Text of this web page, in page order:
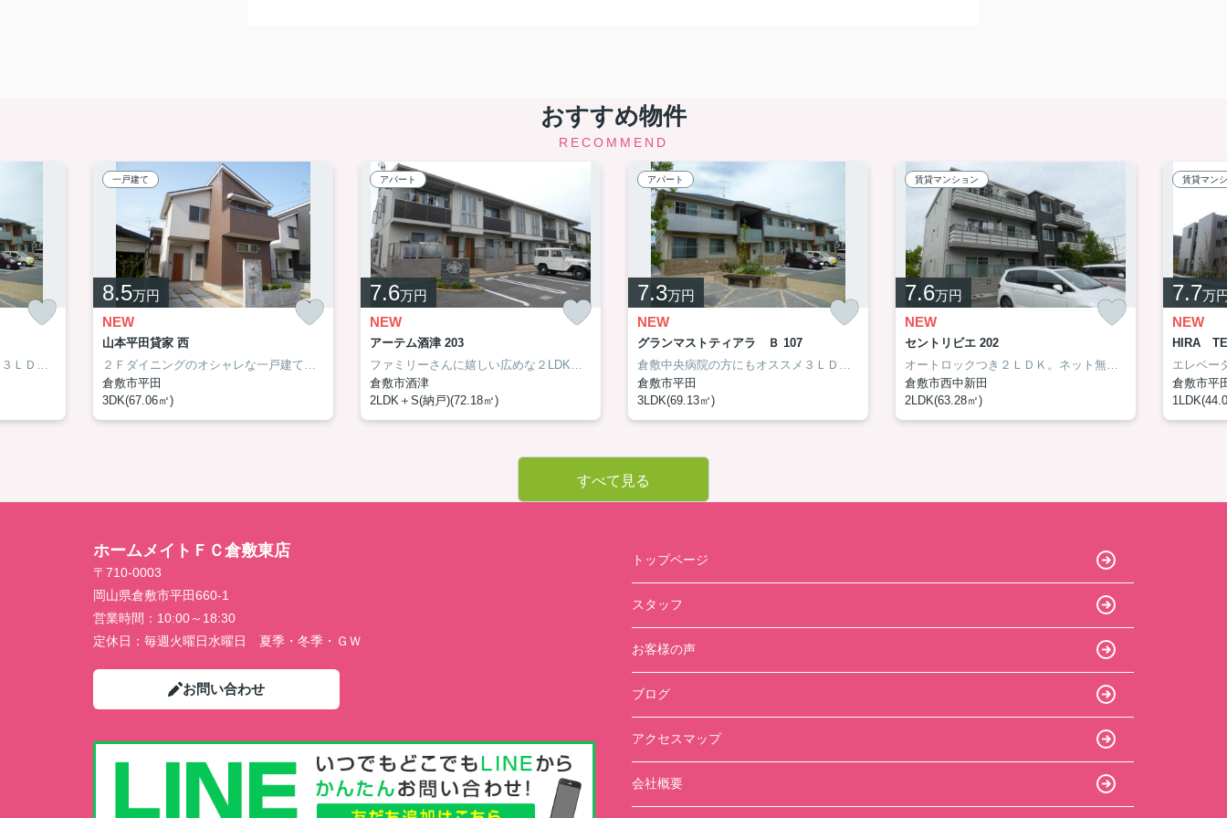
おすすめ物件
RECOMMEND
倉敷中央病院の方にもオススメ３ＬＤＫ。万寿東小学校区。
一戸建て
8.5万円
NEW
山本平田貸家 西
２Ｆダイニングのオシャレな一戸建て。万寿小学校区。
倉敷市平田
3DK(67.06㎡)
アパート
7.6万円
NEW
アーテム酒津 203
ファミリーさんに嬉しい広めな２LDK＋S。
倉敷市酒津
2LDK＋S(納戸)(72.18㎡)
アパート
7.3万円
NEW
グランマストティアラ Ｂ 107
倉敷中央病院の方にもオススメ３ＬＤＫ。万寿東小学校区内。
倉敷市平田
3LDK(69.13㎡)
賃貸マンション
7.6万円
NEW
セントリビエ 202
オートロックつき２ＬＤＫ。ネット無料。高遮音床システム
倉敷市西中新田
2LDK(63.28㎡)
賃貸マン
7.7万
NEW
HIRA
倉敷市平
すべて見る
ホームメイトＦＣ倉敷東店
〒710-0003
岡山県倉敷市平田660-1
営業時間： 10:00～18:30
定休日： 毎週火曜日水曜日 夏季・冬季・ＧＷ
お問い合わせ
トップページ
スタッフ
お客様の声
ブログ
アクセスマップ
会社概要